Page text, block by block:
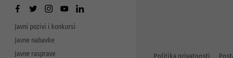
Javni pozivi i konkursi
Javne nabavke
Javne rasprave
Politika privatnosti